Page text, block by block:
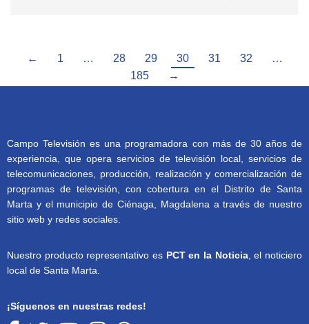
← 1 … 28 29 30 31 32
…
185
→
Campo Televisión es una programadora con más de 30 años de
experiencia, que opera servicios de televisión local, servicios de
telecomunicaciones, producción, realización y comercialización de
programas de televisión, con cobertura en el Distrito de Santa
Marta y el municipio de Ciénaga, Magdalena a través de nuestro
sitio web y redes sociales.
Nuestro producto representativo es PCT en la Noticia, el noticiero
local de Santa Marta.
¡Síguenos en nuestras redes!